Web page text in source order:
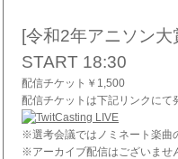
[令和2年アニソン大
START 18:30
配信チケット￥1,500
配信チケットは下記リンクにて
※選考会議ではノミネート楽曲
※アーカイブ配信はございませ